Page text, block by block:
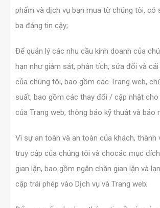
phẩm và dịch vụ bạn mua từ chúng tôi, có
ba đáng tin cậy;
Để quản lý các nhu cầu kinh doanh của
hạn như giám sát, phân tích, sửa đổi và
của chúng tôi, bao gồm các Trang web,
suất, bao gồm các thay đổi / cập nhật cho
của Trang web, thông báo kỹ thuật và bảo
Vì sự an toàn và an toàn của khách, thành
truy cập của chúng tôi và chocác mục
gian lận, bao gồm ngăn chặn gian lận và
cập trái phép vào Dịch vụ và Trang web;